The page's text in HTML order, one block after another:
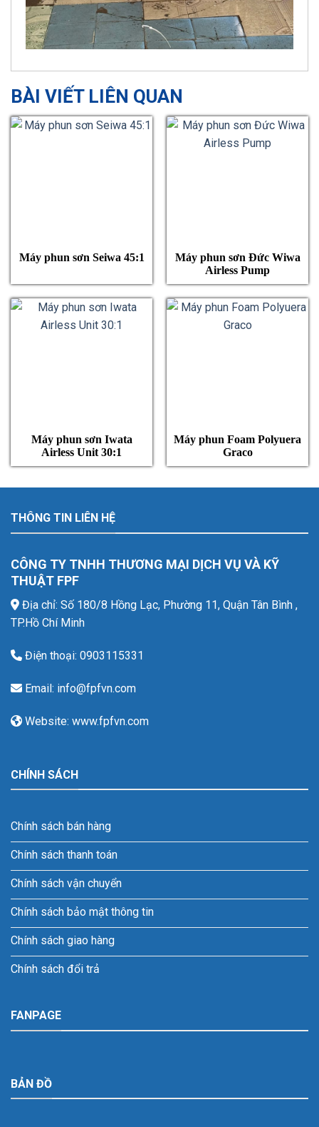
BÀI VIẾT LIÊN QUAN
Máy phun sơn Seiwa 45:1
Máy phun sơn Đức Wiwa
Airless Pump
Máy phun sơn Iwata
Airless Unit 30:1
Máy phun Foam Polyuera
Graco
THÔNG TIN LIÊN HỆ
CÔNG TY TNHH THƯƠNG MẠI DỊCH VỤ VÀ KỸ
THUẬT FPF
Địa chỉ: Số 180/8 Hồng Lạc, Phường 11, Quận Tân Bình ,
TP.Hồ Chí Minh
Điện thoại: 0903115331
Email: info@fpfvn.com
Website: www.fpfvn.com
CHÍNH SÁCH
Chính sách bán hàng
Chính sách thanh toán
Chính sách vận chuyển
Chính sách bảo mật thông tin
Chính sách giao hàng
Chính sách đổi trả
FANPAGE
BẢN ĐỒ